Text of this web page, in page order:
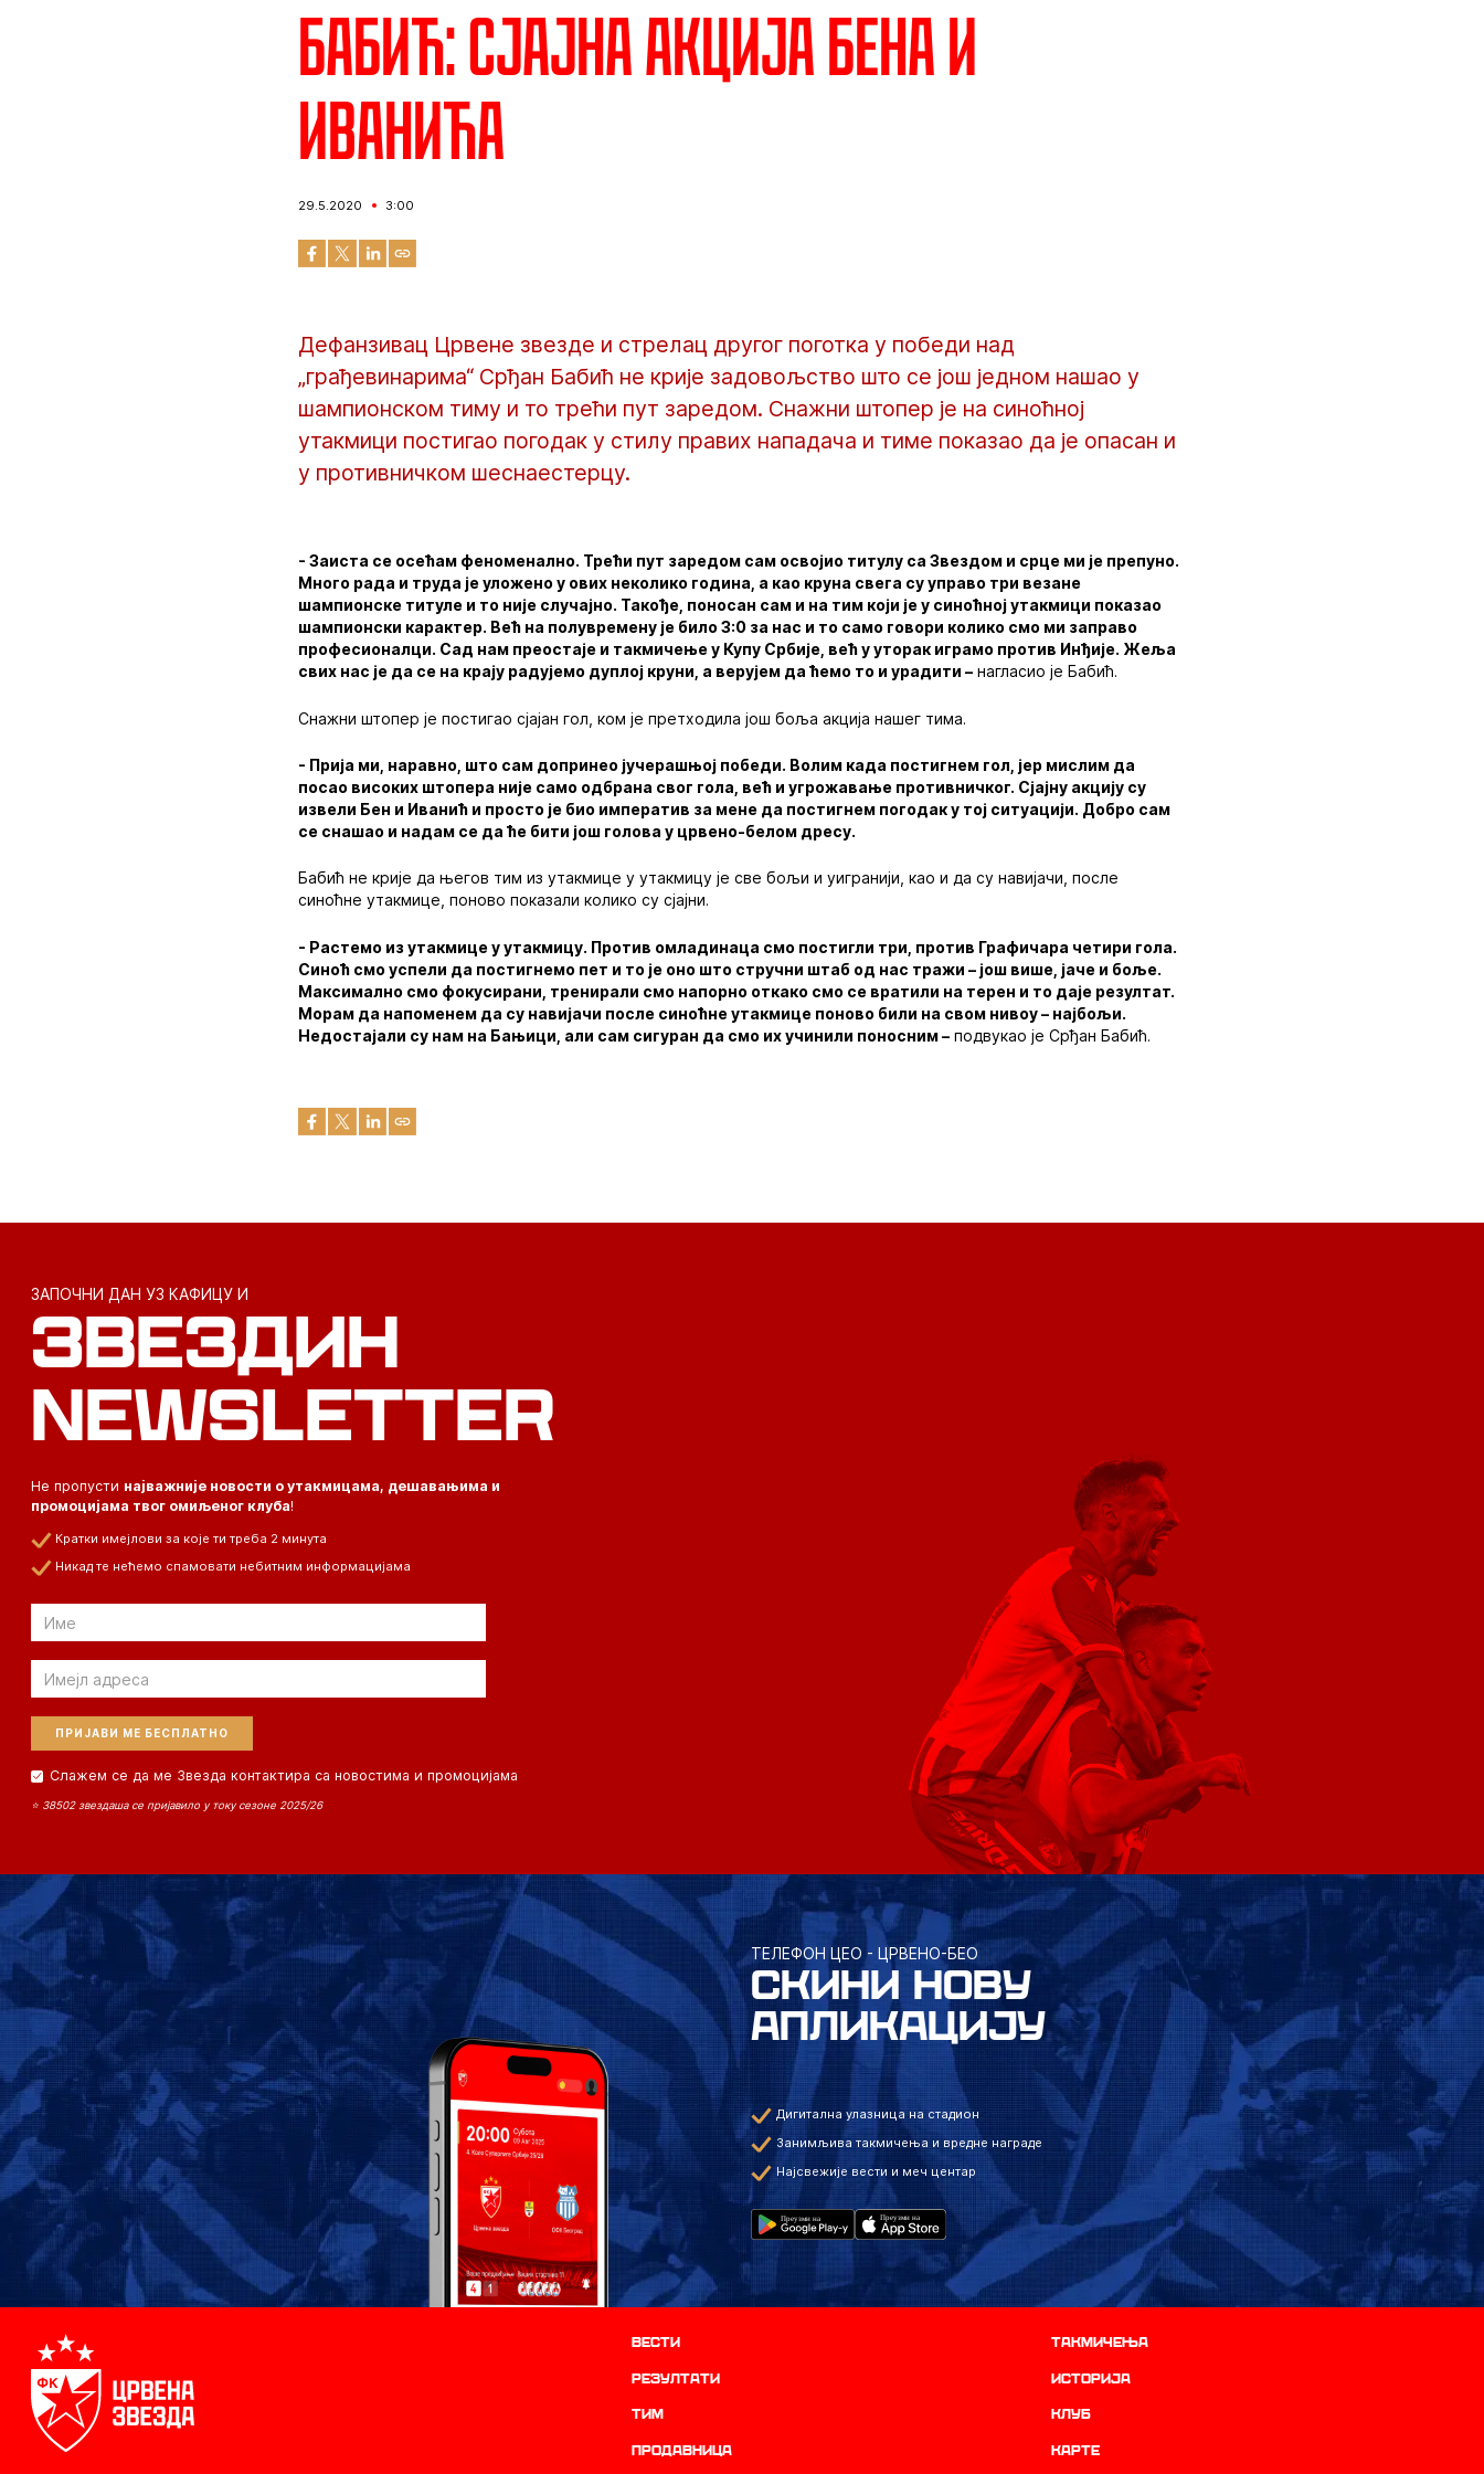
Бабић: Сјајна акција Бена и
Иванића
29.5.2020 3:00
Дефанзивац Црвене звезде и стрелац другог поготка у победи над
„грађевинарима“ Срђан Бабић не крије задовољство што се још једном нашао у
шампионском тиму и то трећи пут заредом. Снажни штопер је на синоћној
утакмици постигао погодак у стилу правих нападача и тиме показао да је опасан и
у противничком шеснаестерцу.
- Заиста се осећам феноменално. Трећи пут заредом сам освојио титулу са Звездом и срце ми је препуно.
Много рада и труда је уложено у ових неколико година, а као круна свега су управо три везане
шампионске титуле и то није случајно. Такође, поносан сам и на тим који је у синоћној утакмици показао
шампионски карактер. Већ на полувремену је било 3:0 за нас и то само говори колико смо ми заправо
професионалци. Сад нам преостаје и такмичење у Купу Србије, већ у уторак играмо против Инђије. Жеља
свих нас је да се на крају радујемо дуплој круни, а верујем да ћемо то и урадити – нагласио је Бабић.
Снажни штопер је постигао сјајан гол, ком је претходила још боља акција нашег тима.
- Прија ми, наравно, што сам допринео јучерашњој победи. Волим када постигнем гол, јер мислим да
посао високих штопера није само одбрана свог гола, већ и угрожавање противничког. Сјајну акцију су
извели Бен и Иванић и просто је био императив за мене да постигнем погодак у тој ситуацији. Добро сам
се снашао и надам се да ће бити још голова у црвено-белом дресу.
Бабић не крије да његов тим из утакмице у утакмицу је све бољи и уигранији, као и да су навијачи, после
синоћне утакмице, поново показали колико су сјајни.
- Растемо из утакмице у утакмицу. Против омладинаца смо постигли три, против Графичара четири гола.
Синоћ смо успели да постигнемо пет и то је оно што стручни штаб од нас тражи – још више, јаче и боље.
Максимално смо фокусирани, тренирали смо напорно откако смо се вратили на терен и то даје резултат.
Морам да напоменем да су навијачи после синоћне утакмице поново били на свом нивоу – најбољи.
Недостајали су нам на Бањици, али сам сигуран да смо их учинили поносним – подвукао је Срђан Бабић.
ЗАПОЧНИ ДАН УЗ КАФИЦУ И
ЗВЕЗДИН
NEWSLETTER
Не пропусти најважније новости о утакмицама, дешавањима и
промоцијама твог омиљеног клуба!
Кратки имејлови за које ти треба 2 минута
Никад те нећемо спамовати небитним информацијама
Email
Email
Слажем се да ме Звезда контактира са новостима и промоцијама
⭐ 38502 звездаша се пријавило у току сезоне 2025/26
ТЕЛЕФОН ЦЕО - ЦРВЕНО-БЕО
СКИНИ НОВУ
АПЛИКАЦИЈУ
Дигитална улазница на стадион
Занимљива такмичења и вредне награде
Најсвежије вести и меч центар
Вести Такмичења
резултати историја
ТИМ Клуб
продавница Карте